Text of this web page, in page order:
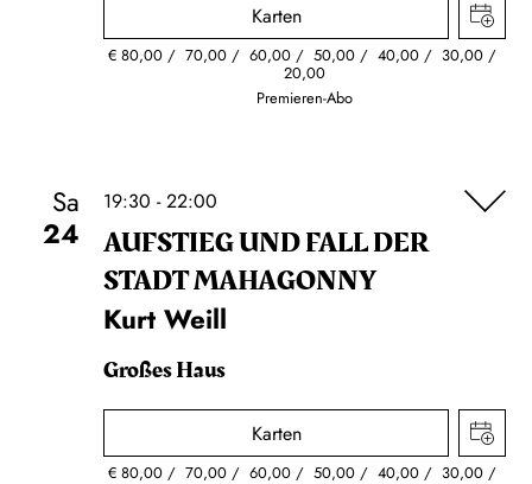
Karten
€80,00 70,00 60,00 50,00 40,00 30,00
20,00
Premieren-Abo
Sa
24
19:30 - 22:00
AUFSTIEG UND FALL DER
STADT MAHAGONNY
Kurt Weill
Großes Haus
Karten
€80,00 70,00 60,00 50,00 40,00 30,00